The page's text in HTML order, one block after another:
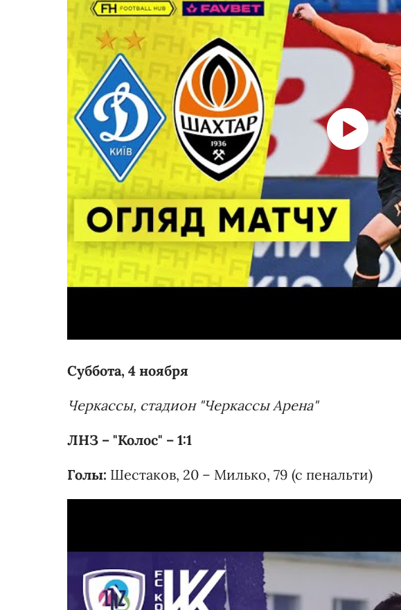
Суббота, 4 ноября
Черкассы, стадион "Черкассы Арена"
ЛНЗ – "Колос" – 1:1
Голы: Шестаков, 20 – Милько, 79 (с пенальти)